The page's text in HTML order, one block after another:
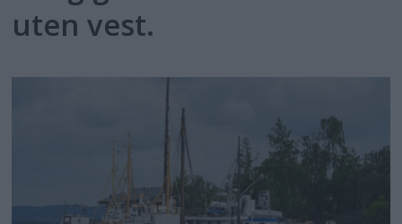
uten vest.